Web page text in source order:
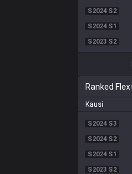
S2024 S2
S2024 S1
S2023 S2
Ranked Flex
Kausi
S2024 S3
S2024 S2
S2024 S1
S2023 S2